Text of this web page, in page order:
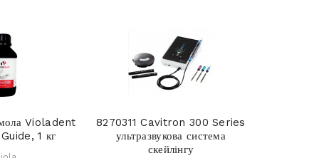
Violadent
1 кг
8270311 Cavitron 300 Series
ультразвукова система
скейлінгу